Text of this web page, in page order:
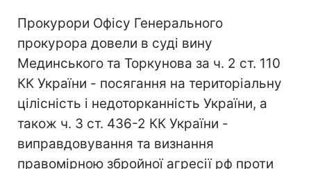
Прокурори Офісу Генерального
прокурора довели в суді вину
Мединського та Торкунова за ч. 2 ст. 110
КК України - посягання на територіальну
цілісність і недоторканність України, а
також ч. 3 ст. 436-2 КК України -
виправдовування та визнання
правомірною збройної агресії рф проти